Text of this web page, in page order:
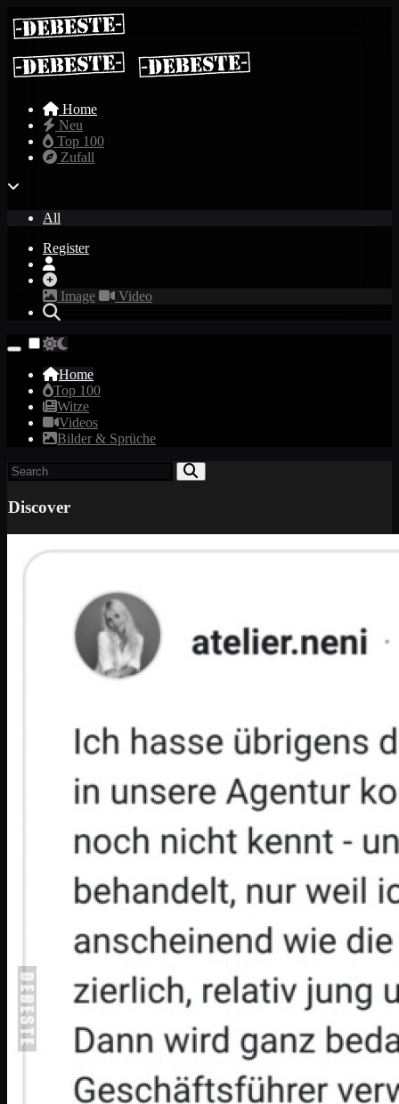
Home
Neu
Top 100
Zufall
All
Register
Image Video
Home
Top 100
Witze
Videos
Bilder & Sprüche
Discover